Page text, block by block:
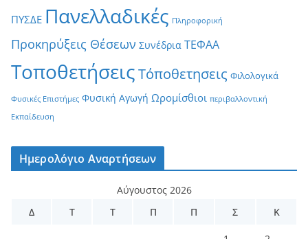
ΠΥΣΔΕ Πανελλαδικές Πληροφορική
Προκηρύξεις Θέσεων Συνέδρια ΤΕΦΑΑ
ΤοποθετήσειςΤόποθετησεις Φιλολογικά
Φυσικές Επιστήμες Φυσική Αγωγή Ωρομίσθιοι περιβαλλοντική
Εκπαίδευση
Ημερολόγιο Αναρτήσεων
Αύγουστος 2026
Δ
Τ Τ Π Π Σ Κ